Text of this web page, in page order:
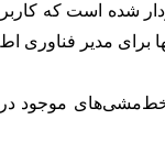
شده است که
مدیر فناوری
خط‌مشی‌های موجود